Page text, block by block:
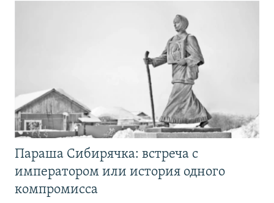
Параша Сибирячка: встреча с
императором или история одного
компромисса